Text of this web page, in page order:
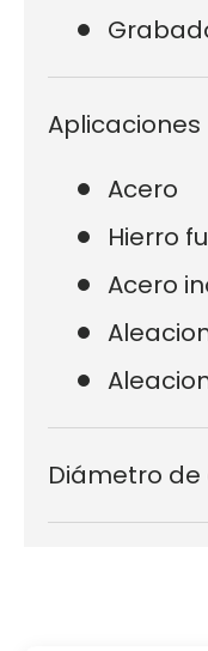
Aplicaciones
Acero
Hierro
Acero
Diámetro de